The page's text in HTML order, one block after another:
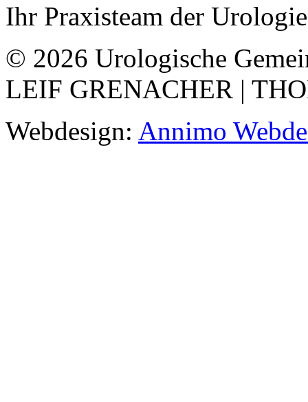
Ihr Praxisteam der
© 2026 Urologische
LEIF GRENACHER |
Webdesign: Annimo